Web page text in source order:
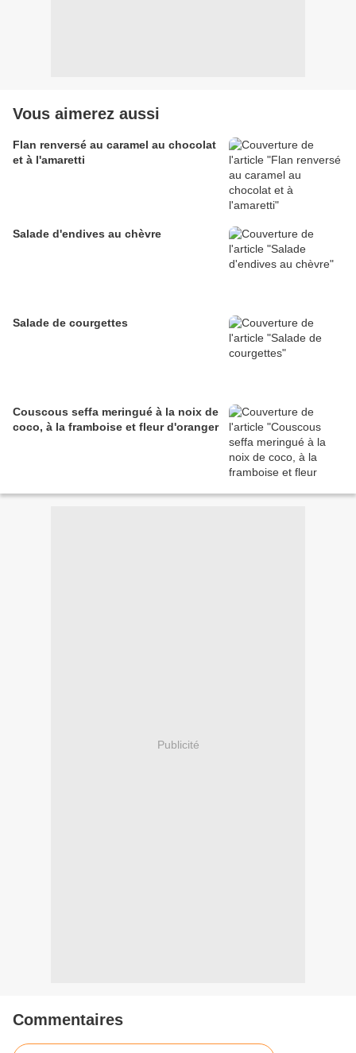
Vous aimerez aussi
Flan renversé au caramel au chocolat
et à l'amaretti
Salade d'endives au chèvre
Salade de courgettes
Couscous seffa meringué à la noix de
coco, à la framboise et fleur d'oranger
Publicité
Commentaires